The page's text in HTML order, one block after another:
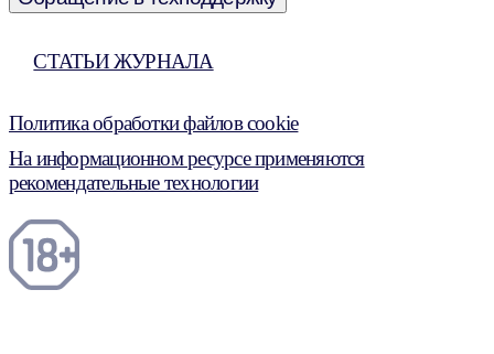
СТАТЬИ ЖУРНАЛА
Политика обработки файлов cookie
На информационном ресурсе применяются
рекомендательные технологии